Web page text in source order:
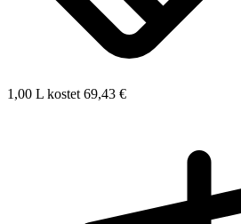
1,00 L kostet 69,43 €